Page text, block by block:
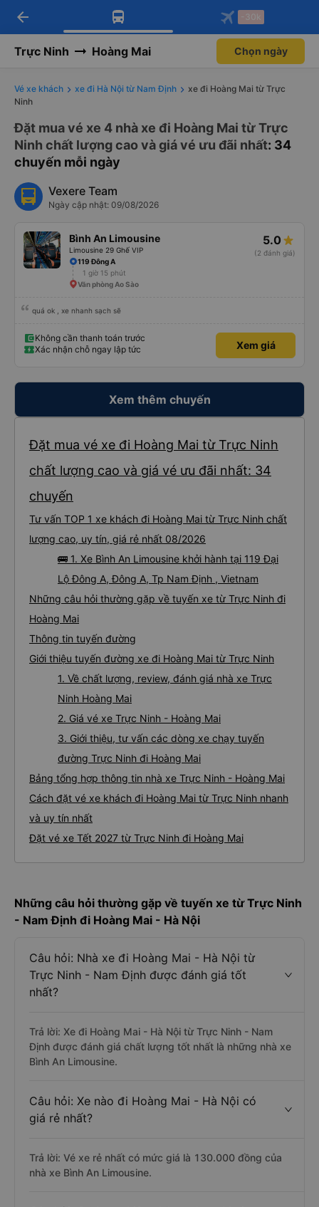
Tải app Vexere ngay!
Nhận ưu đãi thành viên độc
Mở app
Tải app Vexere
-30k/ghế khi đặt vé máy bay qua
Mở app
arrow_back -30k
Trực Ninh Hoàng Mai Chọn ngày
Vé xe khách xe đi Hà Nội từ Nam Định
xe đi Hoàng Mai từ Trực
Ninh
Đặt mua vé xe 4 nhà xe đi Hoàng Mai từ Trực
Ninh chất lượng cao và giá vé ưu đãi nhất: 34
chuyến mỗi ngày
Vexere Team
Ngày cập nhật: 09/08/2026
Bình An Limousine
Limousine 29 Ghế VIP
5.0
(2 đánh giá)
119 Đông A
1 giờ 15 phút
Văn phòng Ao Sào
quá ok , xe nhanh sạch sẽ
Không cần thanh toán trước
Xác nhận chỗ ngay lập tức
Xem giá
Xem thêm chuyến
Đặt mua vé xe đi Hoàng Mai từ Trực Ninh
chất lượng cao và giá vé ưu đãi nhất: 34
chuyến
Tư vấn TOP 1 xe khách đi Hoàng Mai từ Trực Ninh chất
lượng cao, uy tín, giá rẻ nhất 08/2026
🚌 1. Xe Bình An Limousine khởi hành tại 119 Đại
Lộ Đông A, Đông A, Tp Nam Định , Vietnam
Những câu hỏi thường gặp về tuyến xe từ Trực Ninh đi
Hoàng Mai
Thông tin tuyến đường
Giới thiệu tuyến đường xe đi Hoàng Mai từ Trực Ninh
1. Về chất lượng, review, đánh giá nhà xe Trực
Ninh Hoàng Mai
2. Giá vé xe Trực Ninh - Hoàng Mai
3. Giới thiệu, tư vấn các dòng xe chạy tuyến
đường Trực Ninh đi Hoàng Mai
Bảng tổng hợp thông tin nhà xe Trực Ninh - Hoàng Mai
Cách đặt vé xe khách đi Hoàng Mai từ Trực Ninh nhanh
và uy tín nhất
Đặt vé xe Tết 2027 từ Trực Ninh đi Hoàng Mai
Những câu hỏi thường gặp về tuyến xe từ Trực Ninh
- Nam Định đi Hoàng Mai - Hà Nội
Câu hỏi: Nhà xe đi Hoàng Mai - Hà Nội từ
Trực Ninh - Nam Định được đánh giá tốt
nhất?
Trả lời: Xe đi Hoàng Mai - Hà Nội từ Trực Ninh - Nam
Định được đánh giá chất lượng tốt nhất là những nhà xe
Bình An Limousine.
Câu hỏi: Xe nào đi Hoàng Mai - Hà Nội có
giá rẻ nhất?
Trả lời: Vé xe rẻ nhất có mức giá là 130.000 đồng của
nhà xe Bình An Limousine.